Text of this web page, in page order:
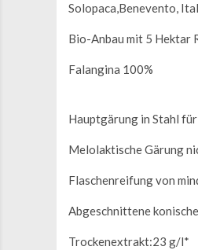
Solopaca,Benevento,
Bio-Anbau mit 5 Hektar
Falangina 100%
Hauptgärung in Stahl
Melolaktische Gärung
Flaschenreifung von
Abgeschnittene
Trockenextrakt:23 g/l*